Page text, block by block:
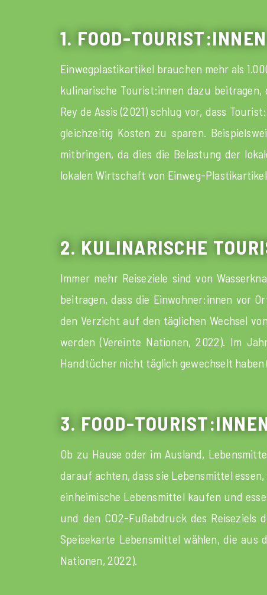
1. FOOD-
Einwegplastikartikel brauchen mehr als
kulinarische Tourist:innen dazu beitragen,
Rey de Assis (2021) schlug vor, dass
gleichzeitig Kosten zu sparen.
mitbringen, da dies die Belastung der
lokalen Wirtschaft von Einweg-
2. KULINARISCHE
Immer mehr Reiseziele sind von
beitragen, dass die Einwohner:innen vor
den Verzicht auf den täglichen Wechsel
werden (Vereinte Nationen, 2022). Im
Handtücher nicht täglich gewechselt haben
3. FOOD-
Ob zu Hause oder im Ausland,
darauf achten, dass sie Lebensmittel
einheimische Lebensmittel kaufen und
und den CO2-Fußabdruck des
Speisekarte Lebensmittel wählen, die aus
Nationen, 2022).